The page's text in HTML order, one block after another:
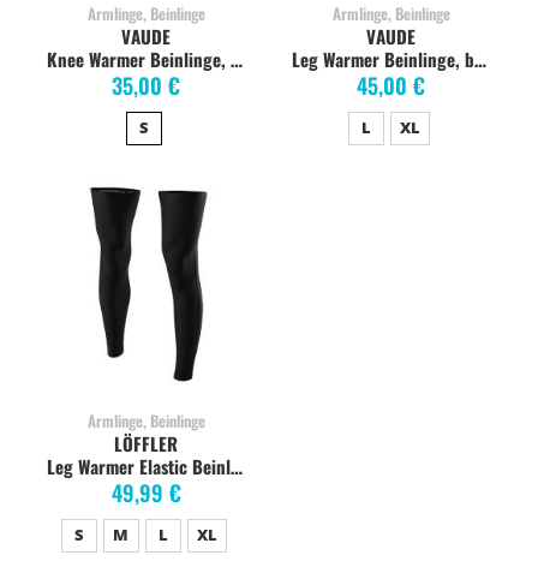
Armlinge, Beinlinge
Knee Warmer Beinlinge, black
35,00 €
VAUDE
S
Armlinge, Beinlinge
Leg Warmer Beinlinge, black
45,00 €
VAUDE
L XL
Armlinge, Beinlinge
Leg Warmer Elastic Beinlinge, black
49,99 €
LÖFFLER
S M L XL